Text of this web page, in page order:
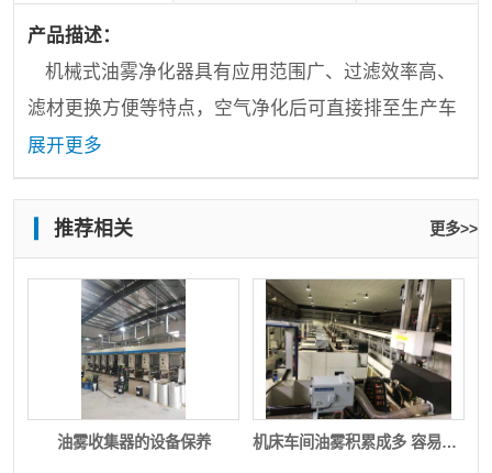
产品描述：
机械式油雾净化器具有应用范围广、过滤效率高、
滤材更换方便等特点，空气净化后可直接排至生产车
间。模块化设计，可提供
品
产品特点：
2）自清式过滤：过滤器下方设有排油孔，由于过滤
器垂直摆放，因此过滤的油液可根据重力自动流向污
液槽，维护间隔得到延长。
3）净化效率：99.9%。（德国DIN 24185标准）
4）可选用IE2高效电机
展开更多
推荐相关 更多>>
油雾收集器的设备保养 机床车间油雾积累成多 容易引发哪些事故现象